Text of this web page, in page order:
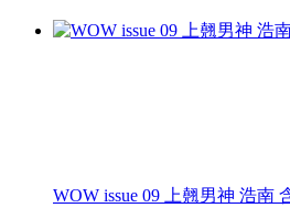
WOW issue 09 上翹男神 浩南